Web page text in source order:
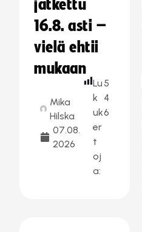
jatkettu
16.8. asti –
vielä ehtii
mukaan
Mika
Hilska
07.08.
2026
Lu
k
uk
er
t
oj
a:
5
4
6